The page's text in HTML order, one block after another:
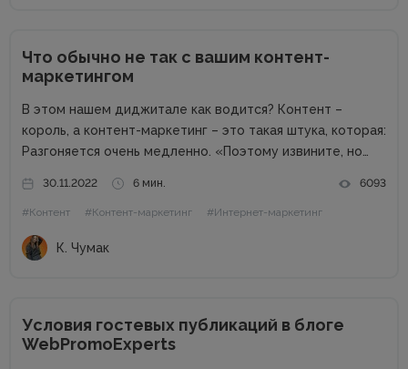
Что обычно не так с вашим контент-
маркетингом
В этом нашем диджитале как водится? Контент –
король, а контент-маркетинг – это такая штука, которая:
Разгоняется очень медленно. «Поэтому извините, но
просто тратить деньги.» Вообще не факт, что взлетит.
«Поэтому...
30.11.2022 6 мин. 6093
#Контент #Контент-маркетинг #Интернет-маркетинг
К. Чумак
Условия гостевых публикаций в блоге
WebPromoExperts